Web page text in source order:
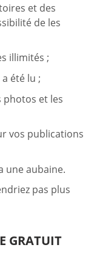
et des
de les
illimités ;
été lu ;
photos et les
vos publications
une aubaine.
pas plus
GRATUIT